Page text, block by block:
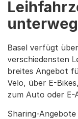
Basel verfügt
verschiedensten
breites Angebot
Velo, über E-
zum Auto oder E-
Sharing-